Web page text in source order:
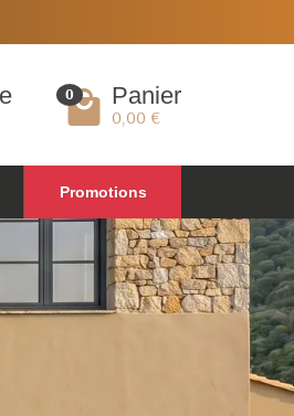
0 Panier
0,00 €
Promotions